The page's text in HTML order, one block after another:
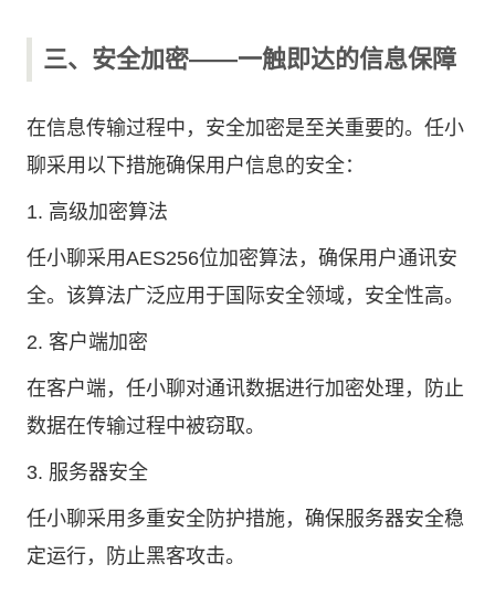
三、安全加密——一触即达的信息保障
在信息传输过程中，安全加密是至关重要的。任小
聊采用以下措施确保用户信息的安全：
1. 高级加密算法
任小聊采用AES256位加密算法，确保用户通讯安
全。该算法广泛应用于国际安全领域，安全性高。
2. 客户端加密
在客户端，任小聊对通讯数据进行加密处理，防止
数据在传输过程中被窃取。
3. 服务器安全
任小聊采用多重安全防护措施，确保服务器安全稳
定运行，防止黑客攻击。